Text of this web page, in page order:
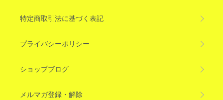
特定商取引法に基づく表記
プライバシーポリシー
ショップブログ
メルマガ登録・解除